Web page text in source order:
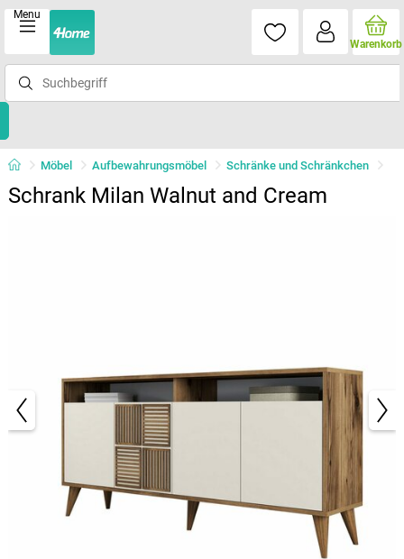
Menu
Warenkorb
Möbel Aufbewahrungsmöbel Schränke und Schränkchen
Schrank Milan Walnut and Cream